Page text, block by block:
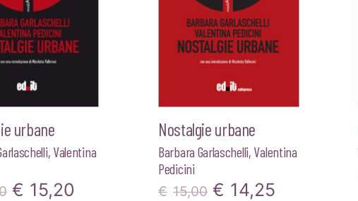
urbane
, Valentina
Il
€ 15,20
Nostalgie urbane
Barbara Garlaschelli, Valentina
Pedicini
€ 15,00 Il
€ 14,25